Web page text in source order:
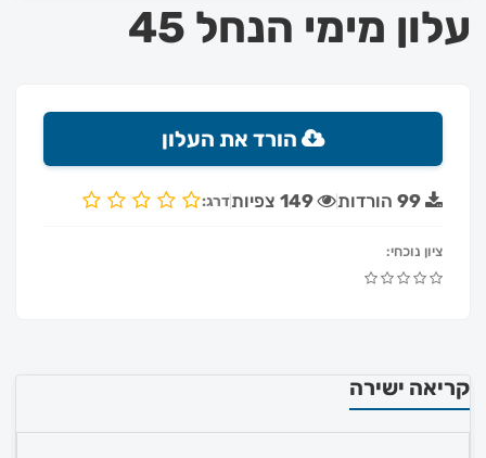
עלון מימי הנחל 45
הורד את העלון
99 הורדות 149 צפיותדרג:
ציון נוכחי:
קריאה ישירה